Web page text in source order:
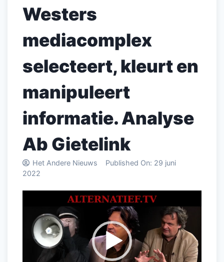
Westers
mediacomplex
selecteert, kleurt en
manipuleert
informatie. Analyse
Ab Gietelink
Het Andere Nieuws Published On: 29 juni
2022
Videospeler